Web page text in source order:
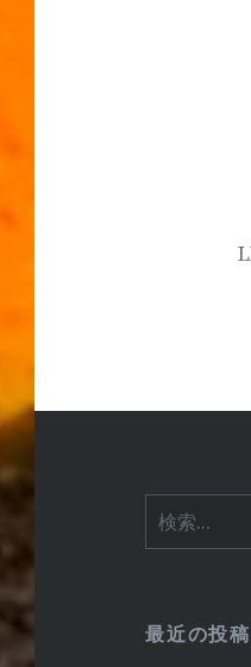
索:
最近の投稿